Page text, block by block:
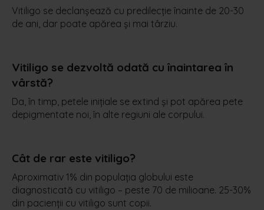
Vitiligo se declanșează cu predilecție înainte de 20-30
de ani, dar poate apărea și mai târziu.
Vitiligo se dezvoltă odată cu înaintarea în
vârstă?
Da, în timp, petele inițiale se extind și pot apărea pete
depigmentate noi, în alte regiuni ale corpului.
Cât de rar este vitiligo?
Aproximativ 1% din populația globului este
diagnosticată cu vitiligo – peste 70 de milioane. 25-30%
din pacienții cu vitiligo sunt copii.